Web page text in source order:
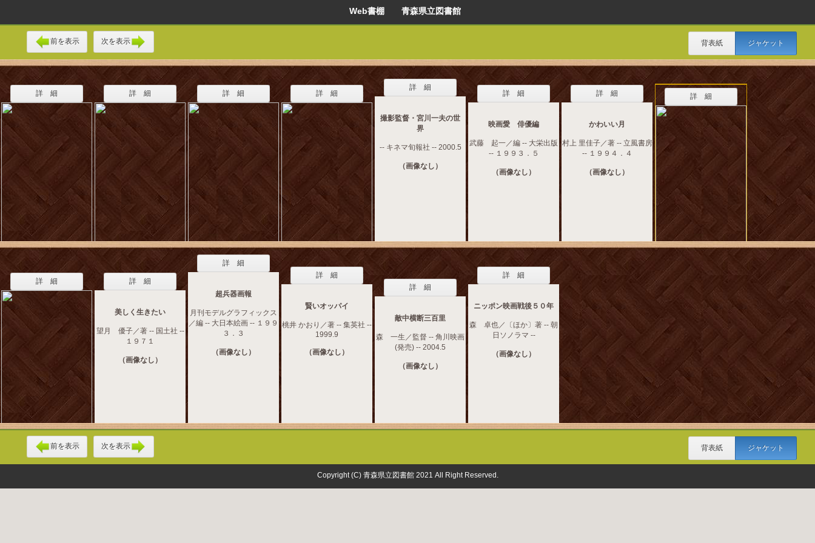
Web書棚 青森県立図書館
前を表示 次を表示 背表紙 ジャケット
詳 細 詳 細 詳 細 詳 細
詳 細
撮影監督・宮川一夫の世
界
-- キネマ旬報社 -- 2000.5
（画像なし）
詳 細
映画愛 俳優編
武藤 起一／編 -- 大栄出版
-- １９９３．５
（画像なし）
詳 細
かわいい月
村上 里佳子／著 -- 立風書房
-- １９９４．４
（画像なし）
詳 細
詳 細 詳 細
美しく生きたい
望月 優子／著 -- 国土社 --
１９７１
（画像なし）
詳 細
超兵器画報
月刊モデルグラフィックス
／編 -- 大日本絵画 -- １９９
３．３
（画像なし）
詳 細
賢いオッパイ
桃井 かおり／著 -- 集英社 --
1999.9
（画像なし）
詳 細
敵中横断三百里
森 一生／監督 -- 角川映画
(発売) -- 2004.5
（画像なし）
詳 細
ニッポン映画戦後５０年
森 卓也／〔ほか〕著 -- 朝
日ソノラマ --
（画像なし）
前を表示 次を表示 背表紙 ジャケット
Copyright (C) 青森県立図書館 2021 All Right Reserved.